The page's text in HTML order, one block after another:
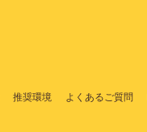
推奨環境 よくあるご質問